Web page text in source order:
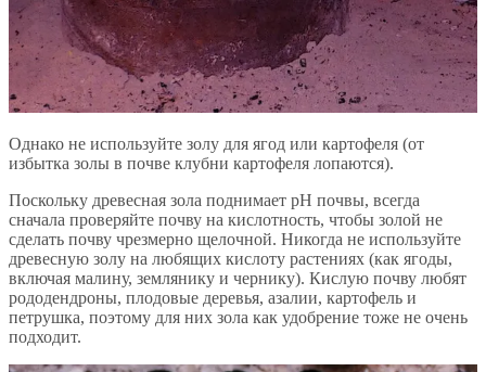
Однако не используйте золу для ягод или картофеля (от
избытка золы в почве клубни картофеля лопаются).
Поскольку древесная зола поднимает pH почвы, всегда
сначала проверяйте почву на кислотность, чтобы золой не
сделать почву чрезмерно щелочной. Никогда не используйте
древесную золу на любящих кислоту растениях (как ягоды,
включая малину, землянику и чернику). Кислую почву любят
рододендроны, плодовые деревья, азалии, картофель и
петрушка, поэтому для них зола как удобрение тоже не очень
подходит.